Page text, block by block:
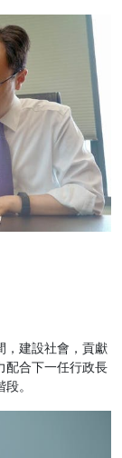
，建設社會，貢獻
配合下一任行政長
。